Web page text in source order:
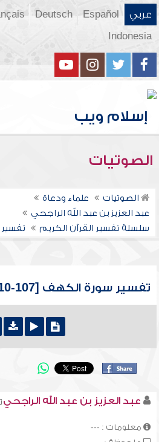
عربي Español
Deutsch
Indonesia
الصوتيات
الصوتيات
علماء ودعاة
عبد العزيز بن عبد الله الراجحي
سلسلة تفسير القرآن الكريم
تفسير سورة الكهف [107-110]
عبد العزيز بن عبد الله الراجحي
معلومات : ---